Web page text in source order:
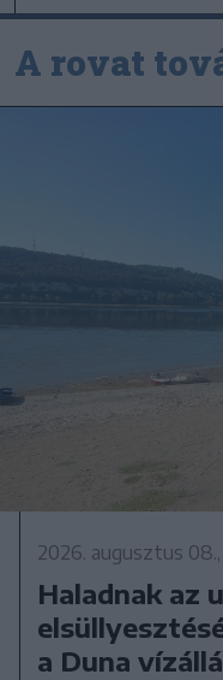
A rovat
2026. augusztus
Haladnak az
a Duna